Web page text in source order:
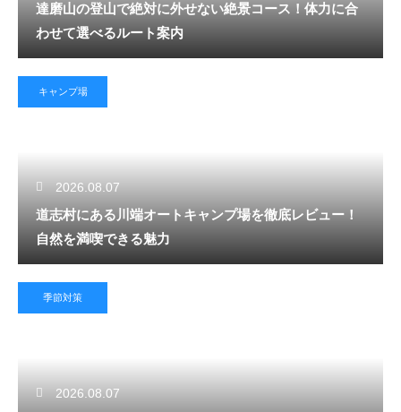
達磨山の登山で絶対に外せない絶景コース！体力に合
わせて選べるルート案内
キャンプ場
2026.08.07
道志村にある川端オートキャンプ場を徹底レビュー！
自然を満喫できる魅力
季節対策
2026.08.07